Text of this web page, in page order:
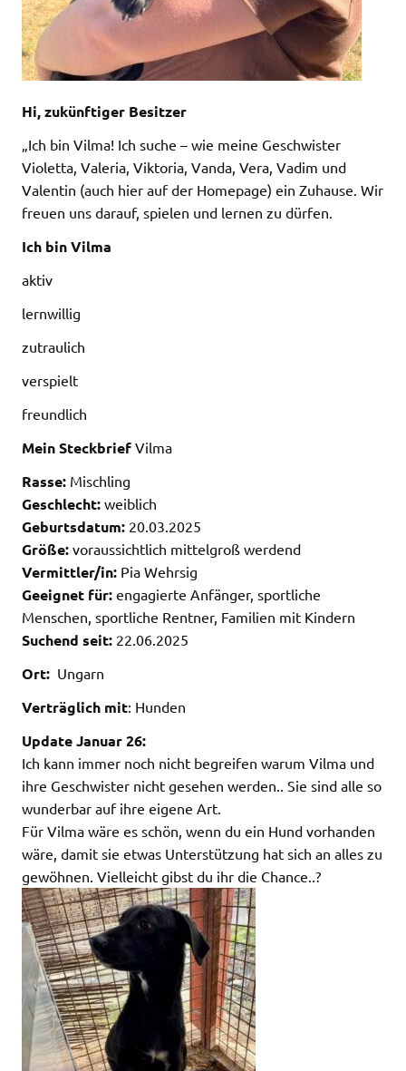
Hi, zukünftiger Besitzer
„Ich bin Vilma! Ich suche – wie meine Geschwister
Violetta, Valeria, Viktoria, Vanda, Vera, Vadim und
Valentin (auch hier auf der Homepage) ein Zuhause. Wir
freuen uns darauf, spielen und lernen zu dürfen.
Ich bin Vilma
aktiv
lernwillig
zutraulich
verspielt
freundlich
Mein Steckbrief Vilma
Rasse: Mischling
Geschlecht: weiblich
Geburtsdatum: 20.03.2025
Größe: voraussichtlich mittelgroß werdend
Vermittler/in: Pia Wehrsig
Geeignet für: engagierte Anfänger, sportliche
Menschen, sportliche Rentner, Familien mit Kindern
Suchend seit: 22.06.2025
Ort: Ungarn
Verträglich mit: Hunden
Update Januar 26:
Ich kann immer noch nicht begreifen warum Vilma und
ihre Geschwister nicht gesehen werden.. Sie sind alle so
wunderbar auf ihre eigene Art.
Für Vilma wäre es schön, wenn du ein Hund vorhanden
wäre, damit sie etwas Unterstützung hat sich an alles zu
gewöhnen. Vielleicht gibst du ihr die Chance..?